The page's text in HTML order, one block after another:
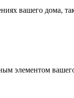
вашего дома,
элементом